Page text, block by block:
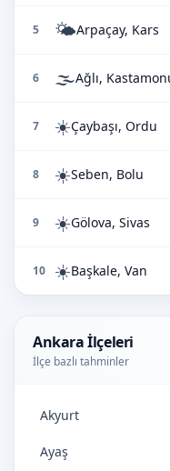
5 🌤️Arpaçay, Kars
6 🌫️Ağlı,
7 ☀️Çaybaşı, Ordu
8 ☀️Seben, Bolu
9 ☀️Gölova, Sivas
10 ☀️Başkale, Van
Ankara İlçeleri
İlçe bazlı tahminler
Akyurt
Ayaş